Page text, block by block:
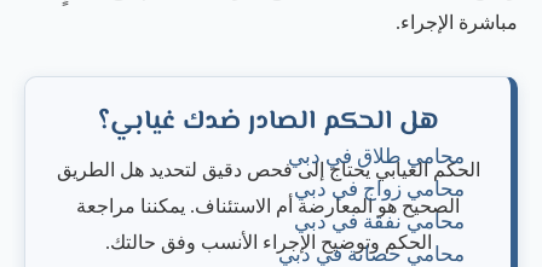
محامي طلاق في دبي
محامي زواج في دبي
محامي نفقة في دبي
محامي حضانة في دبي
مباشرة الإجراء.
هل الحكم الصادر ضدك غيابي؟
الحكم الغيابي يحتاج إلى فحص دقيق لتحديد هل الطريق
الصحيح هو المعارضة أم الاستئناف. يمكننا مراجعة
الحكم وتوضيح الإجراء الأنسب وفق حالتك.